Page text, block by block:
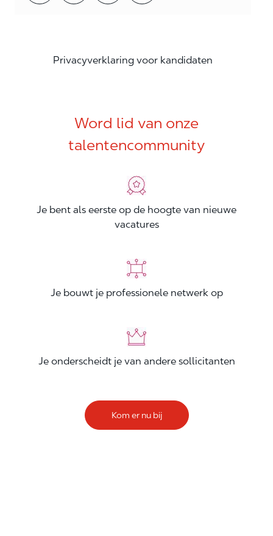
Privacyverklaring voor kandidaten
Word lid van onze
talentencommunity
Je bent als eerste op de hoogte van nieuwe
vacatures
Je bouwt je professionele netwerk op
Je onderscheidt je van andere sollicitanten
Kom er nu bij